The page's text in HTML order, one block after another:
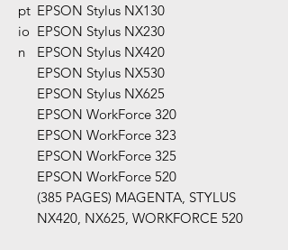
pt
io
n
EPSON Stylus NX130
EPSON Stylus NX230
EPSON Stylus NX420
EPSON Stylus NX530
EPSON Stylus NX625
EPSON WorkForce 320
EPSON WorkForce 323
EPSON WorkForce 325
EPSON WorkForce 520
(385 PAGES) MAGENTA, STYLUS
NX420, NX625, WORKFORCE 520